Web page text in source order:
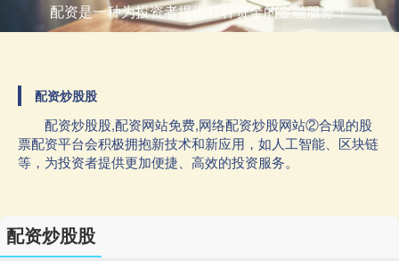
配资是一种为投资者提供杠杆资金的金融服务！
配资炒股股
配资炒股股,配资网站免费,网络配资炒股网站②合规的股
票配资平台会积极拥抱新技术和新应用，如人工智能、区块链
等，为投资者提供更加便捷、高效的投资服务。
配资炒股股